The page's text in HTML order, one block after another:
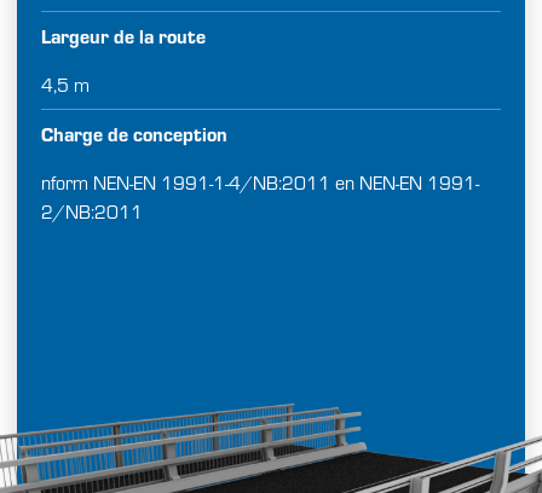
Largeur de la route
4,5 m
Charge de conception
nform NEN-EN 1991-1-4/NB:2011 en NEN-EN 1991-
2/NB:2011